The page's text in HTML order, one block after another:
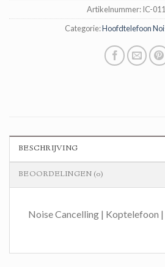
Artikelnummer:IC-
Categorie:Hoofdtelefoon
BESCHRIJVING
BEOORDELINGEN (0)
Noise Cancelling | Koptelefoon